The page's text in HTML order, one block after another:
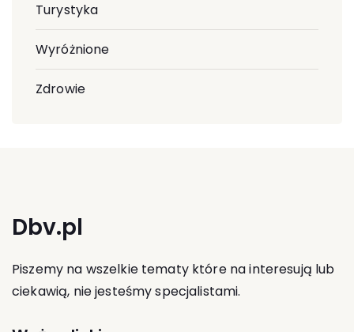
Turystyka
Wyróżnione
Zdrowie
Dbv.pl
Piszemy na wszelkie tematy które na interesują lub
ciekawią, nie jesteśmy specjalistami.